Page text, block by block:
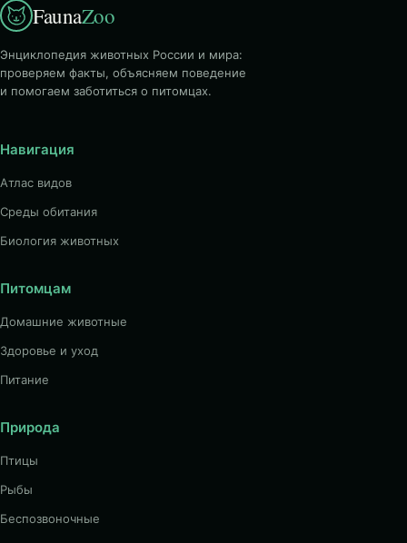
FaunaZoo
Энциклопедия животных России и мира:
проверяем факты, объясняем поведение
и помогаем заботиться о питомцах.
Навигация
Атлас видов
Среды обитания
Биология животных
Питомцам
Домашние животные
Здоровье и уход
Питание
Природа
Птицы
Рыбы
Беспозвоночные